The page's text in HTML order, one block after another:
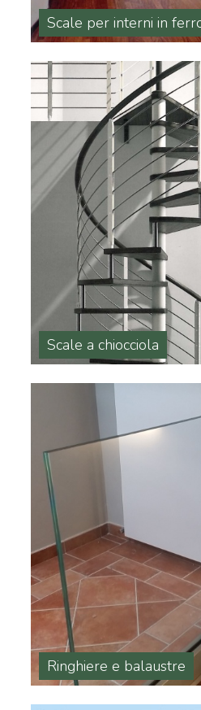
Scale per interni in
Scale a chiocciola
Ringhiere e balaustre